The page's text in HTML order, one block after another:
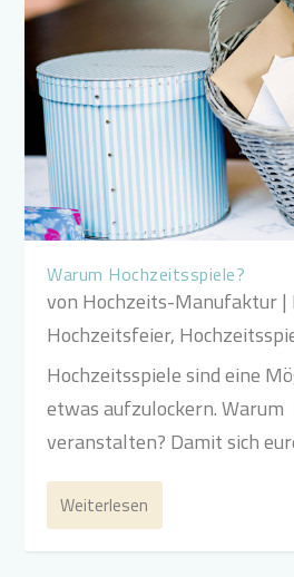
Warum Hochzeitsspiele?
von Hochzeits-Manufaktur|
Hochzeitsfeier,
Hochzeitsspiele sind eine
etwas aufzulockern.
veranstalten? Damit sich
Weiterlesen